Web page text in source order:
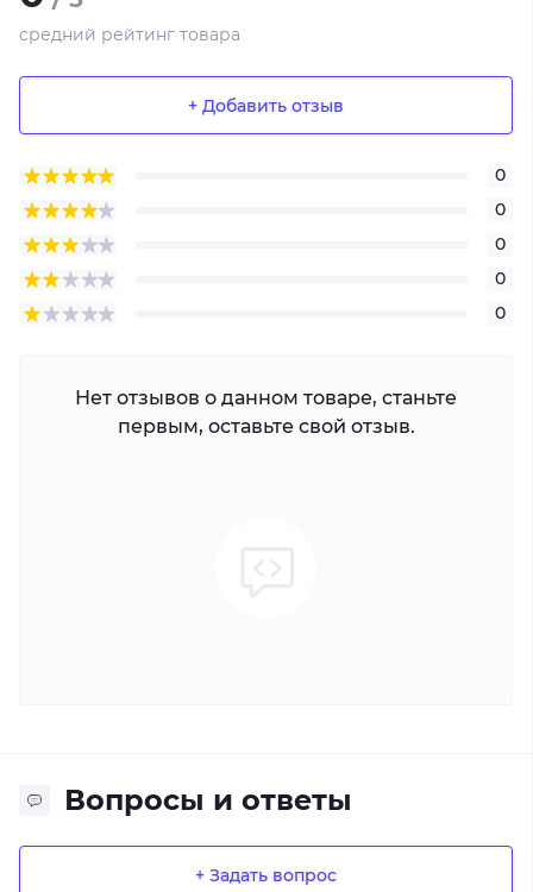
средний рейтинг товара
+ Добавить отзыв
0
0
0
0
0
Нет отзывов о данном товаре, станьте
первым, оставьте свой отзыв.
Вопросы и ответы
+ Задать вопрос